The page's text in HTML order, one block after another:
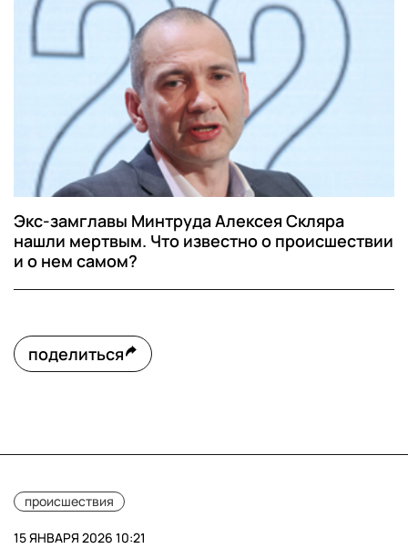
Экс-замглавы Минтруда Алексея Скляра
нашли мертвым. Что известно о происшествии
и о нем самом?
поделиться
происшествия
15 ЯНВАРЯ 2026 10:21